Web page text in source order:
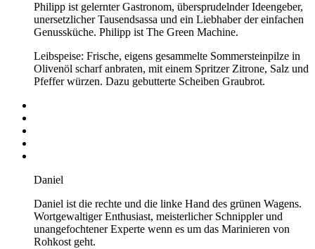
Philipp ist gelernter Gastronom, übersprudelnder Ideengeber,
unersetzlicher Tausendsassa und ein Liebhaber der einfachen
Genussküche. Philipp ist The Green Machine.
Leibspeise: Frische, eigens gesammelte Sommersteinpilze in
Olivenöl scharf anbraten, mit einem Spritzer Zitrone, Salz und
Pfeffer würzen. Dazu gebutterte Scheiben Graubrot.
Daniel
Daniel ist die rechte und die linke Hand des grünen Wagens.
Wortgewaltiger Enthusiast, meisterlicher Schnippler und
unangefochtener Experte wenn es um das Marinieren von
Rohkost geht.